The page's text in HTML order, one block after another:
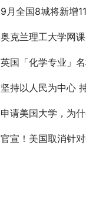
9月全国8城将新增
奥克兰理工大学网课
英国「化学专业」
坚持以人民为中心
申请美国大学，为什
官宣！美国取消针